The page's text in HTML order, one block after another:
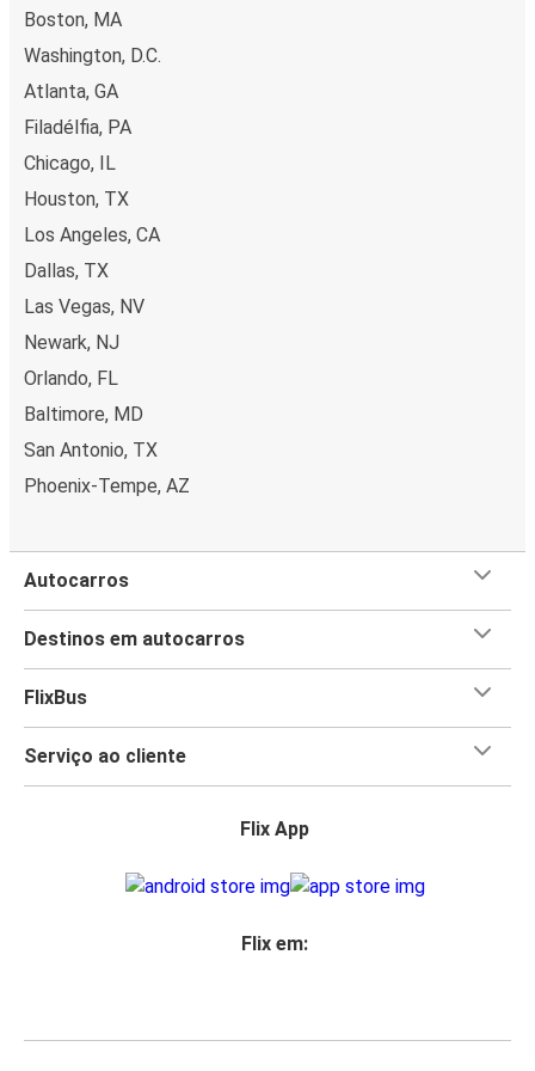
Boston, MA
Washington, D.C.
Atlanta, GA
Filadélfia, PA
Chicago, IL
Houston, TX
Los Angeles, CA
Dallas, TX
Las Vegas, NV
Newark, NJ
Orlando, FL
Baltimore, MD
San Antonio, TX
Phoenix-Tempe, AZ
Autocarros
Destinos em autocarros
FlixBus
Serviço ao cliente
Flix App
Flix em: